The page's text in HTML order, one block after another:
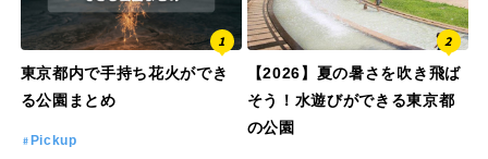
長崎 熊本
東京都内で手持ち花火ができ
る公園まとめ
Pickup
【2026】夏の暑さを吹き飛ば
そう！水遊びができる東京都
の公園